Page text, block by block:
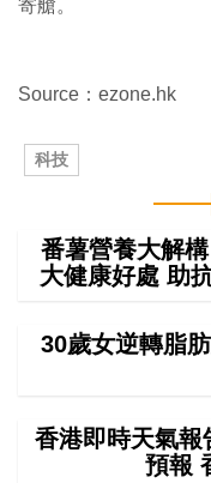
寄艙。
Source：ezone.hk
科技
番薯營養大解
大健康好處 助
30歲女逆轉脂
香港即時天氣報
預報